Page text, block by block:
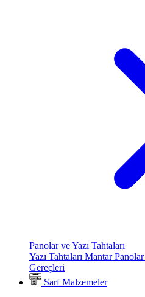
Panolar ve Yazı Tahtaları
Yazı Tahtaları Mantar Panolar
Gereçleri
Sarf Malzemeler